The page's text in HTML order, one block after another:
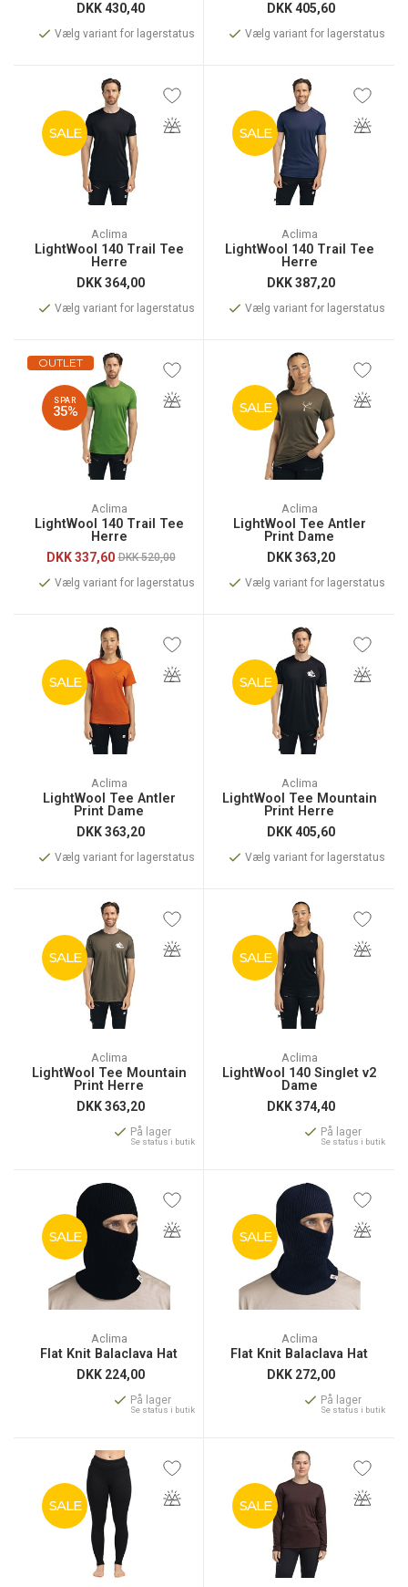
DKK430,40
Vælg variant for lagerstatus
DKK405,60
Vælg variant for lagerstatus
SALE
Aclima
LightWool 140 Trail Tee
Herre
DKK364,00
Vælg variant for lagerstatus
SALE
Aclima
LightWool 140 Trail Tee
Herre
DKK387,20
Vælg variant for lagerstatus
OUTLET
SPAR
35%
Aclima
LightWool 140 Trail Tee
Herre
DKK337,60 DKK 520,00
Vælg variant for lagerstatus
SALE
Aclima
LightWool Tee Antler
Print Dame
DKK363,20
Vælg variant for lagerstatus
SALE
Aclima
LightWool Tee Antler
Print Dame
DKK363,20
Vælg variant for lagerstatus
SALE
Aclima
LightWool Tee Mountain
Print Herre
DKK405,60
Vælg variant for lagerstatus
SALE
Aclima
LightWool Tee Mountain
Print Herre
DKK363,20
På lager
Se status i butik
SALE
Aclima
LightWool 140 Singlet v2
Dame
DKK374,40
På lager
Se status i butik
SALE
Aclima
Flat Knit Balaclava Hat
DKK 224,00
På lager
Se status i butik
SALE
Aclima
Flat Knit Balaclava Hat
DKK 272,00
På lager
Se status i butik
SALE SALE